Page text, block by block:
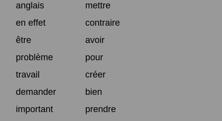
anglais
mettre
en effet
contraire
être
avoir
problème
pour
travail
créer
demander
bien
important
prendre